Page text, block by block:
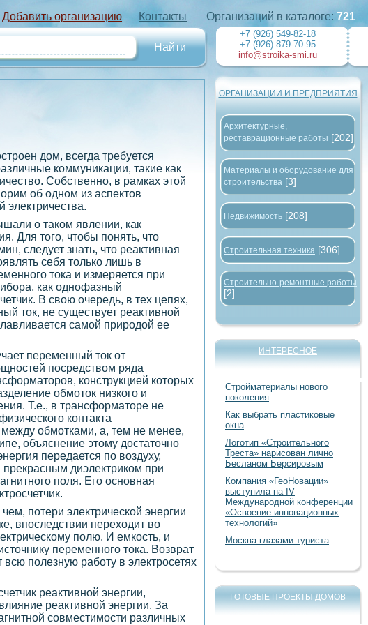
Добавить организацию Контакты
дом, всегда требуется
коммуникации, такие как
Собственно, в рамках этой
об одном из аспектов
электричества.
о таком явлении, как
Для того, чтобы понять, что
следует знать, что реактивная
себя только лишь в
тока и измеряется при
как однофазный
В свою очередь, в тех цепях,
ток, не существует реактивной
самой природой ее
переменный ток от
посредством ряда
конструкцией которых
обмоток низкого и
Т.е., в трансформаторе не
контакта
обмотками, а, тем не менее,
объяснение этому достаточно
передается по воздуху,
прекрасным диэлектриком при
поля. Его основная
потери электрической энергии
впоследствии переходит во
полю. И емкость, и
переменного тока. Возврат
полезную работу в электросетях
реактивной энергии,
реактивной энергии. За
совместимости различных
Организаций в каталоге: 721
+7 (926) 549-82-18
+7 (926) 879-70-95
info@stroika-smi.ru
ОРГАНИЗАЦИИ И ПРЕДПРИЯТИЯ
Архитектурные,
реставрационные работы [202]
Материалы и оборудование для
строительства [3]
Недвижимость [208]
Строительная техника [306]
Строительно-ремонтные работы
[2]
ИНТЕРЕСНОЕ
Стройматериалы нового
поколения
Как выбрать пластиковые
окна
Логотип «Строительного
Треста» нарисован лично
Бесланом Берсировым
Компания «ГеоНовации»
выступила на IV
Международной конференции
«Освоение инновационных
технологий»
Москва глазами туриста
ГОТОВЫЕ ПРОЕКТЫ ДОМОВ